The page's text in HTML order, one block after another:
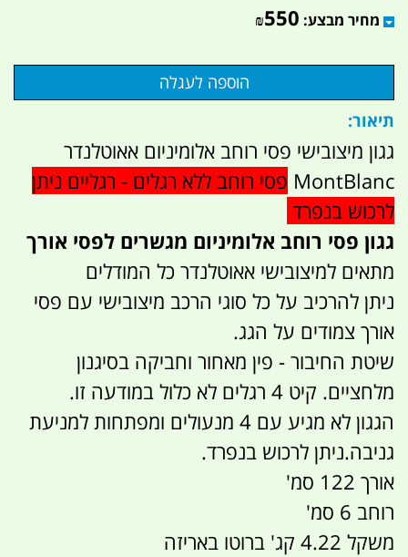
מחיר מבצע: ₪550
תיאור:
גגון מיצובישי פסי רוחב אלומיניום אאוטלנדר
MontBlanc פסי רוחב ללא רגלים - רגליים ניתן
לרכוש בנפרד
גגון פסי רוחב אלומיניום מגשרים לפסי אורך
מתאים למיצובישי אאוטלנדר כל המודלים
ניתן להרכיב על כל סוגי הרכב מיצובישי עם פסי
אורך צמודים על הגג.
שיטת החיבור - פין מאחור וחביקה בסיגנון
מלחציים. קיט 4 רגלים לא כלול במודעה זו.
הגגון לא מגיע עם 4 מנעולים ומפתחות למניעת
גניבה.ניתן לרכוש בנפרד.
אורך 122 סמ'
רוחב 6 סמ'
משקל 4.22 קג' ברוטו באריזה